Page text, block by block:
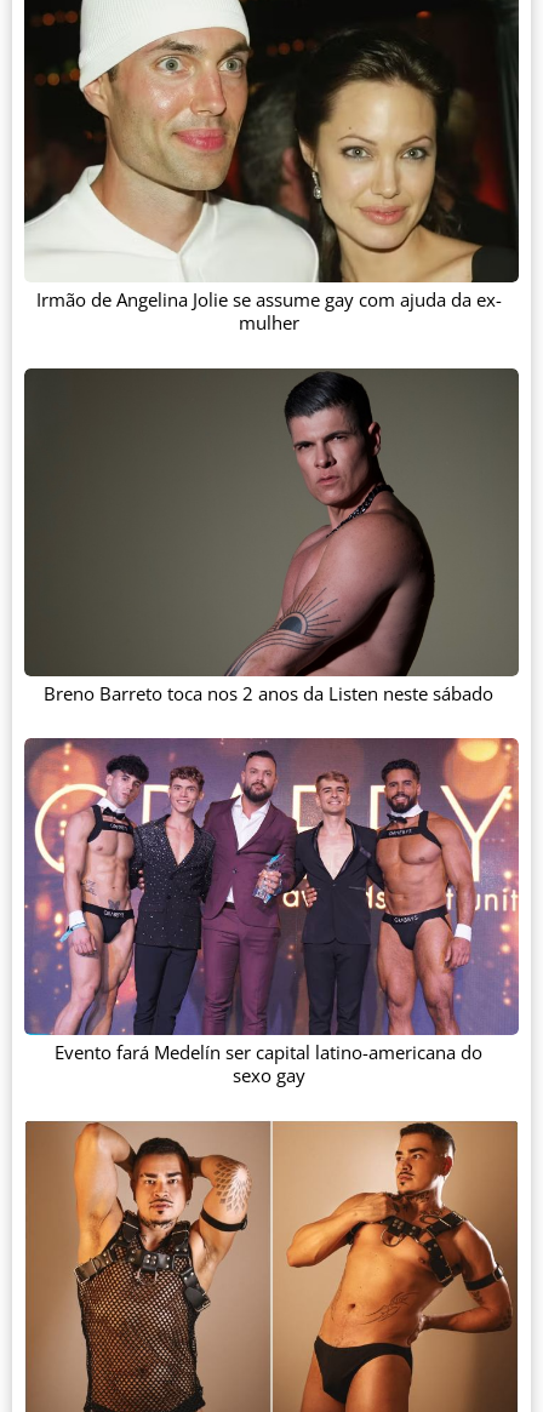
Irmão de Angelina Jolie se assume gay com ajuda da ex-
mulher
Breno Barreto toca nos 2 anos da Listen neste sábado
Evento fará Medelín ser capital latino-americana do
sexo gay